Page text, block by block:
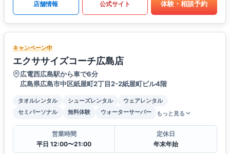
店舗情報 公式サイト 体験・相談予約
キャンペーン中
エクササイズコーチ広島店
広電西広島駅から車で6分
広島県広島市中区紙屋町2丁目2-2紙屋町ビル4階
タオルレンタル シューズレンタル
ウェアレンタル
セミパーソナル
無料体験 ウォーターサーバー もっと見る
営業時間
平日 12:00〜21:00
定休日
年末年始